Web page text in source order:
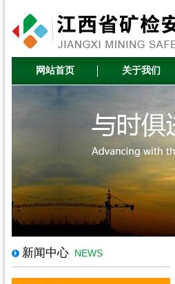
网站首页 关于我们
新闻中心 NEWS